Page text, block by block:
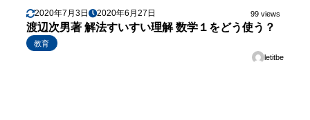
2020年7月3日 2020年6月27日 99 views
渡辺次男著 解法すいすい理解 数学１をどう使う？
教育
letitbe